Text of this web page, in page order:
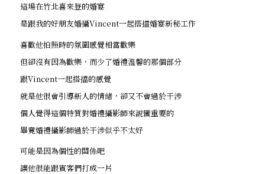
這場在竹北喜來登的婚宴
是跟我的好朋友婚攝Vincent一起搭擋婚宴新秘工作
喜歡他拍照時的氛圍感覺相當歡樂
但卻沒有因為歡樂，而少了婚禮溫馨的那個部分
跟Vincent一起搭擋的感覺
就是他很會引導新人的情緒，卻又不會過於干涉
個人覺得這個特質對婚禮攝影師來說蠻重要的
畢竟婚禮攝影師過於干涉似乎不太好
可能是因為個性的關係吧
讓他很能跟賓客們打成一片